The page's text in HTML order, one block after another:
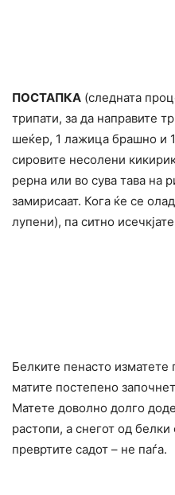
ПОСТАПКА (следната
трипати, за да направите
шеќер, 1 лажица брашно и
сировите несолени
рерна или во сува тава на
замирисаат. Кога ќе се
лупени), па ситно
Белките пенасто изматете
матите постепено
Матете доволно долго
растопи, а снегот од
превртите садот – не паѓа.